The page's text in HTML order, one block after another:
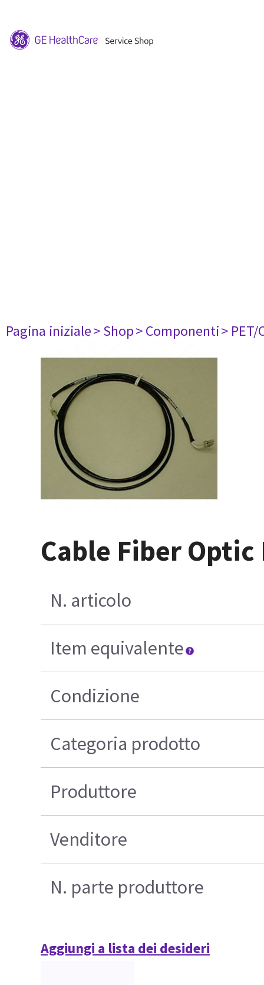
Pagina iniziale> Shop> Componenti> PET/
Cable Fiber
N. articolo
Item equivalente
Condizione
Categoria prodotto
Produttore
Venditore
N. parte produttore
Aggiungi a lista dei desideri